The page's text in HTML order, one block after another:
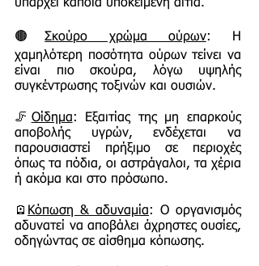
υπάρχει κάποια υποκείμενη αιτία.
🟤Σκούρο χρώμα ούρων: Η
χαμηλότερη ποσότητα ούρων τείνει να
είναι πιο σκούρα, λόγω υψηλής
συγκέντρωσης τοξινών και ουσιών.
🦵 Οίδημα: Εξαιτίας της μη επαρκούς
αποβολής υγρών, ενδέχεται να
παρουσιαστεί πρήξιμο σε περιοχές
όπως τα πόδια, οι αστράγαλοι, τα χέρια
ή ακόμα και στο πρόσωπο.
🪫 Κόπωση & αδυναμία: Ο οργανισμός
αδυνατεί να αποβάλει άχρηστες ουσίες,
οδηγώντας σε αίσθημα κόπωσης.